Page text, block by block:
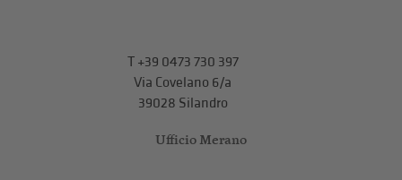
T+39 0473 730 397
Via Covelano 6/a
39028 Silandro
Ufficio Merano